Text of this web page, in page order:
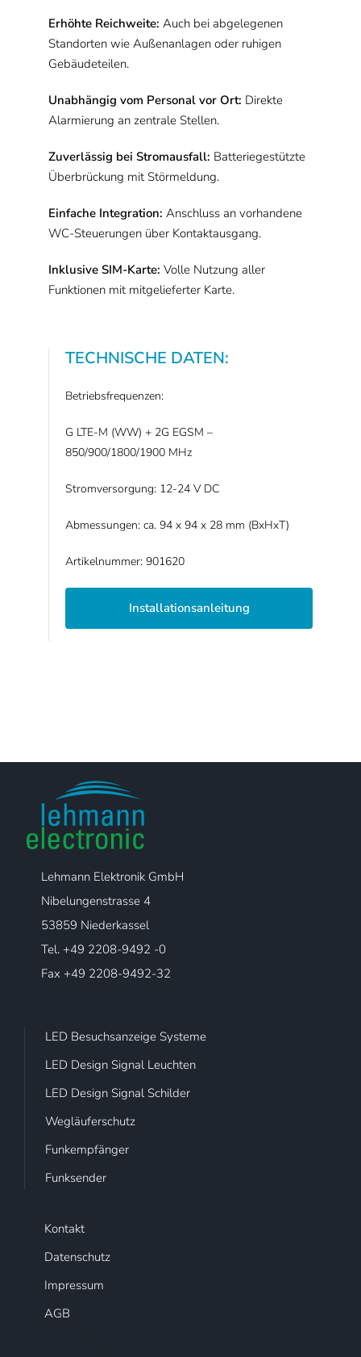
Erhöhte Reichweite: Auch bei abgelegenen
Standorten wie Außenanlagen oder ruhigen
Gebäudeteilen.
Unabhängig vom Personal vor Ort: Direkte
Alarmierung an zentrale Stellen.
Zuverlässig bei Stromausfall: Batteriegestützte
Überbrückung mit Störmeldung.
Einfache Integration: Anschluss an vorhandene
WC-Steuerungen über Kontaktausgang.
Inklusive SIM-Karte: Volle Nutzung aller
Funktionen mit mitgelieferter Karte.
TECHNISCHE DATEN:
Betriebsfrequenzen:
G LTE-M (WW) + 2G EGSM –
850/900/1800/1900 MHz
Stromversorgung: 12-24 V DC
Abmessungen: ca. 94 x 94 x 28 mm (BxHxT)
Artikelnummer: 901620
Installationsanleitung
Lehmann Elektronik GmbH
Nibelungenstrasse 4
53859 Niederkassel
Tel. +49 2208-9492 -0
Fax +49 2208-9492-32
LED Besuchsanzeige Systeme
LED Design Signal Leuchten
LED Design Signal Schilder
Wegläuferschutz
Funkempfänger
Funksender
Kontakt
Datenschutz
Impressum
AGB